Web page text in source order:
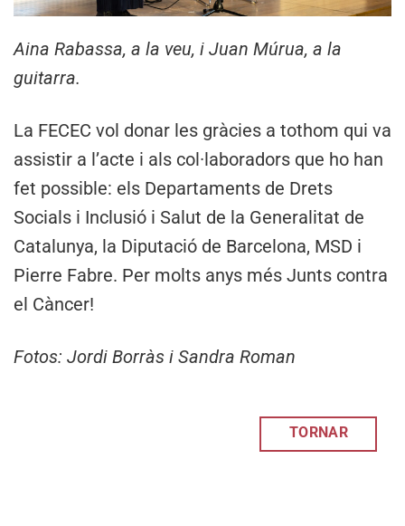
Aina Rabassa, a la veu, i Juan Múrua, a la
guitarra.
La FECEC vol donar les gràcies a tothom qui va
assistir a l’acte i als col·laboradors que ho han
fet possible: els Departaments de Drets
Socials i Inclusió i Salut de la Generalitat de
Catalunya, la Diputació de Barcelona, MSD i
Pierre Fabre. Per molts anys més Junts contra
el Càncer!
Fotos: Jordi Borràs i Sandra Roman
TORNAR